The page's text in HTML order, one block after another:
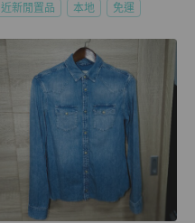
近新閒置品 本地 免運